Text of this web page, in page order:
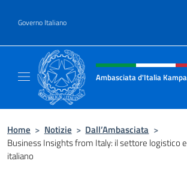
Governo Italiano
Intestazione sito,
Ambasciata d'Italia
Home > Notizie > Dall’Ambasciata >
Business Insights from Italy: il settore logistico
italiano